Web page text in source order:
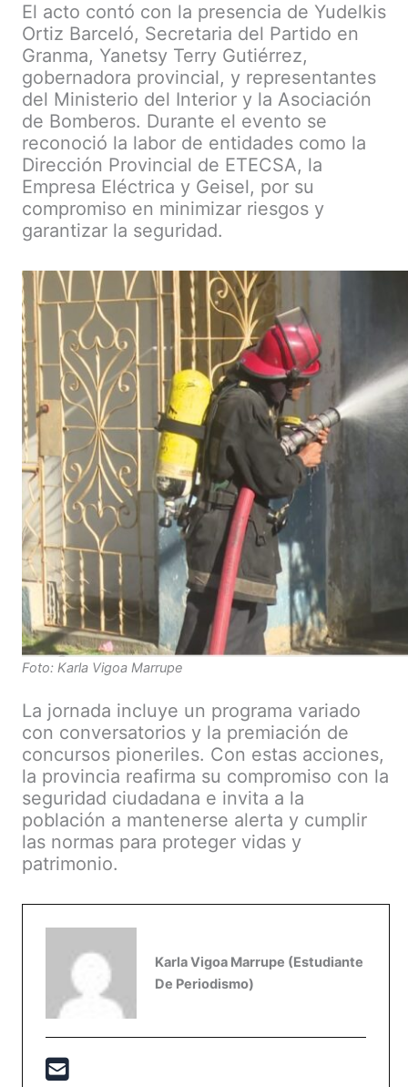
El acto contó con la presencia de Yudelkis
Ortiz Barceló, Secretaria del Partido en
Granma, Yanetsy Terry Gutiérrez,
gobernadora provincial, y representantes
del Ministerio del Interior y la Asociación
de Bomberos. Durante el evento se
reconoció la labor de entidades como la
Dirección Provincial de ETECSA, la
Empresa Eléctrica y Geisel, por su
compromiso en minimizar riesgos y
garantizar la seguridad.
Foto: Karla Vigoa Marrupe
La jornada incluye un programa variado
con conversatorios y la premiación de
concursos pioneriles. Con estas acciones,
la provincia reafirma su compromiso con la
seguridad ciudadana e invita a la
población a mantenerse alerta y cumplir
las normas para proteger vidas y
patrimonio.
Karla Vigoa Marrupe (Estudiante
De Periodismo)